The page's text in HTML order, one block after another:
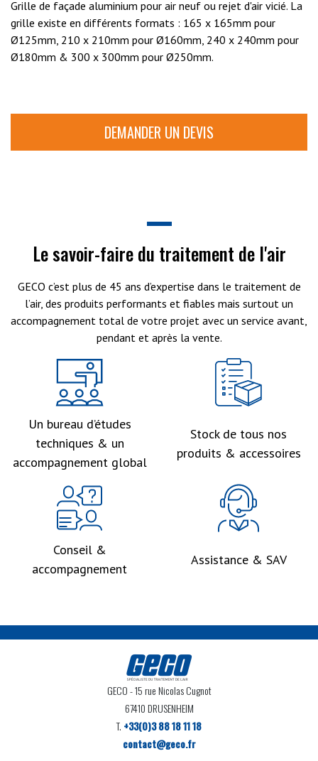
Grille de façade aluminium pour air neuf ou rejet d'air vicié. La
grille existe en différents formats : 165 x 165mm pour
Ø125mm, 210 x 210mm pour Ø160mm, 240 x 240mm pour
Ø180mm & 300 x 300mm pour Ø250mm.
DEMANDER UN DEVIS
Le savoir-faire du traitement de l'air
GECO c’est plus de 45 ans d’expertise dans le traitement de
l’air, des produits performants et fiables mais surtout un
accompagnement total de votre projet avec un service avant,
pendant et après la vente.
Un bureau d’études
techniques & un
accompagnement global
Stock de tous nos
produits & accessoires
Conseil &
accompagnement
Assistance & SAV
GECO- 15 rue Nicolas Cugnot
67410 DRUSENHEIM
T. +33(0)3 88 18 11 18
contact@geco.fr